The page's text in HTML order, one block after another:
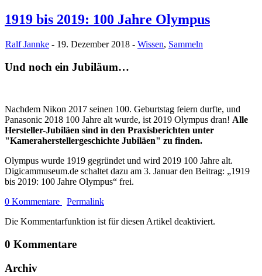
1919 bis 2019: 100 Jahre Olympus
Ralf Jannke - 19. Dezember 2018 - Wissen, Sammeln
Und noch ein Jubiläum…
Nachdem Nikon 2017 seinen 100. Geburtstag feiern durfte, und
Panasonic 2018 100 Jahre alt wurde, ist 2019 Olympus dran! Alle
Hersteller-Jubiläen sind in den Praxisberichten unter
"Kameraherstellergeschichte Jubiläen" zu finden.
Olympus wurde 1919 gegründet und wird 2019 100 Jahre alt.
Digicammuseum.de schaltet dazu am 3. Januar den Beitrag: „1919
bis 2019: 100 Jahre Olympus“ frei.
0 Kommentare
Permalink
Die Kommentarfunktion ist für diesen Artikel deaktiviert.
0 Kommentare
Archiv